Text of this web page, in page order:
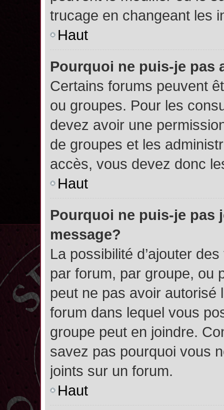
trucage en changeant les
Haut
Pourquoi ne puis-je pas
Certains forums peuvent
ou groupes. Pour les
devez avoir une
de groupes et les
accès, vous devez donc
Haut
Pourquoi ne puis-je pas
message?
La possibilité d’ajouter
par forum, par groupe, ou
peut ne pas avoir autorisé
forum dans lequel vous
groupe peut en joindre.
savez pas pourquoi vous
joints sur un forum.
Haut